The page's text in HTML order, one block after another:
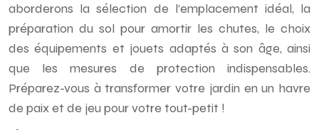
aborderons la sélection de l’emplacement idéal, la
préparation du sol pour amortir les chutes, le choix
des équipements et jouets adaptés à son âge, ainsi
que les mesures de protection indispensables.
Préparez-vous à transformer votre jardin en un havre
de paix et de jeu pour votre tout-petit !